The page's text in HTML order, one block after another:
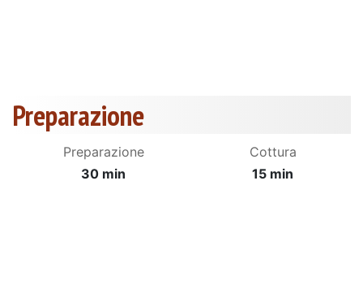
Preparazione
Preparazione
30 min
Cottura
15 min